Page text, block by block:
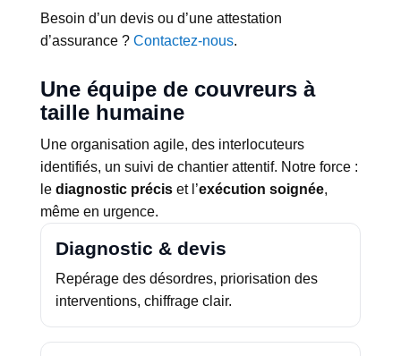
Besoin d’un devis ou d’une attestation
d’assurance ? Contactez-nous.
Une équipe de couvreurs à
taille humaine
Une organisation agile, des interlocuteurs
identifiés, un suivi de chantier attentif. Notre force :
le diagnostic préciset l’exécution soignée,
même en urgence.
Diagnostic & devis
Repérage des désordres, priorisation des
interventions, chiffrage clair.